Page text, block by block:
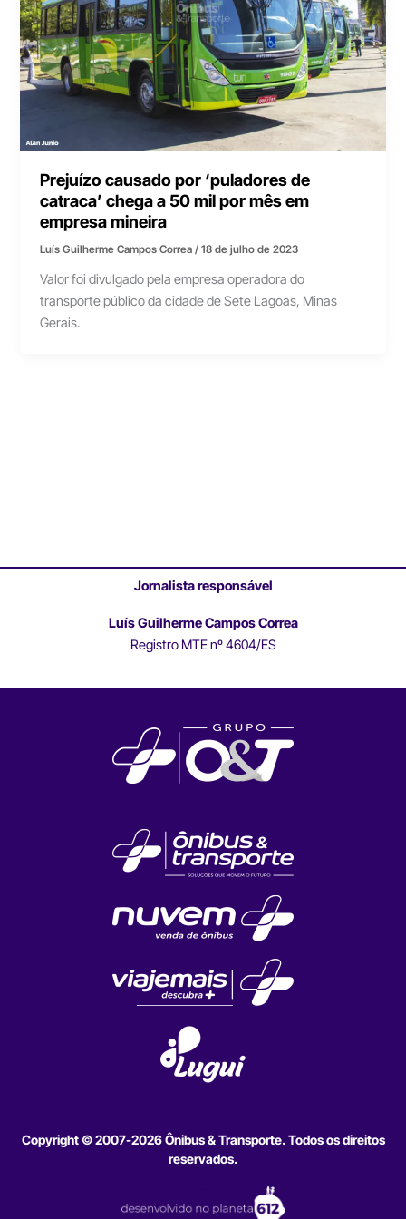
Prejuízo causado por ‘puladores de
catraca’ chega a 50 mil por mês em
empresa mineira
Luís Guilherme Campos Correa/18 de julho de 2023
Valor foi divulgado pela empresa operadora do
transporte público da cidade de Sete Lagoas, Minas
Gerais.
Jornalista responsável
Luís Guilherme Campos Correa
Registro MTE nº 4604/ES
Copyright © 2007-2026 Ônibus & Transporte. Todos os direitos
reservados.